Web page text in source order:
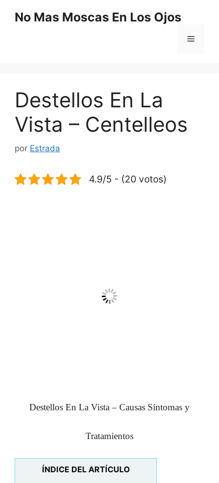
No Mas Moscas En Los Ojos
Menú
Destellos En La
Vista – Centelleos
por Estrada
4.9/5 - (20 votos)
Destellos En La Vista – Causas Síntomas y
Tratamientos
ÍNDICE DEL ARTÍCULO